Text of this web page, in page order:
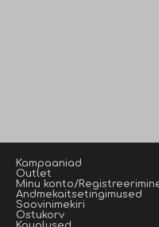
Kampaaniad
Outlet
Minu konto/
Andmekaitsetingimused
Soovinimekiri
Ostukorv